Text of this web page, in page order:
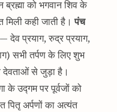
को भगवान शिव के
मिली कही जाती है।पंच
देव प्रयाग, रुद्र प्रयाग,
सभी तर्पण के लिए शुभ
देवताओं से जुड़ा है।
के उद्गम पर पूर्वजों को
पितृ अर्पणों का अत्यंत